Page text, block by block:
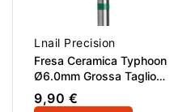
Lnail Precision
Fresa Ceramica Typhoon
Ø6.0mm Grossa Taglio
Longitudinale LL 14.5mm
L/R
9,90 €